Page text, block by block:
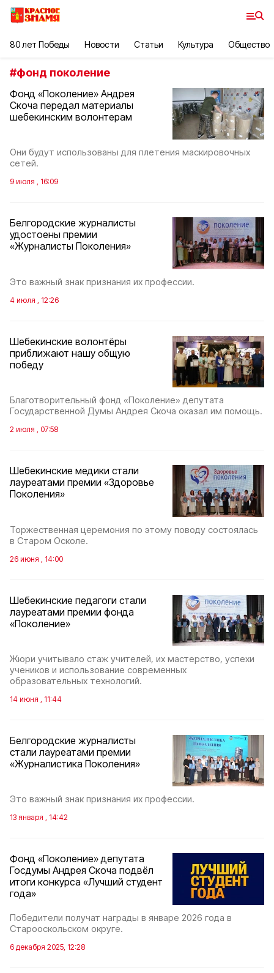
80 лет Победы Новости Статьи Культура Общество
#фонд поколение
Фонд «Поколение» Андрея
Скоча передал материалы
шебекинским волонтерам
Они будут использованы для плетения маскировочных
сетей.
9 июля , 16:09
Белгородские журналисты
удостоены премии
«Журналисты Поколения»
Это важный знак признания их профессии.
4 июля , 12:26
Шебекинские волонтёры
приближают нашу общую
победу
Благотворительный фонд «Поколение» депутата
Государственной Думы Андрея Скоча оказал им помощь.
2 июля , 07:58
Шебекинские медики стали
лауреатами премии «Здоровье
Поколения»
Торжественная церемония по этому поводу состоялась
в Старом Осколе.
26 июня , 14:00
Шебекинские педагоги стали
лауреатами премии фонда
«Поколение»
Жюри учитывало стаж учителей, их мастерство, успехи
учеников и использование современных
образовательных технологий.
14 июня , 11:44
Белгородские журналисты
стали лауреатами премии
«Журналистика Поколения»
Это важный знак признания их профессии.
13 января , 14:42
Фонд «Поколение» депутата
Госдумы Андрея Скоча подвёл
итоги конкурса «Лучший студент
года»
Победители получат награды в январе 2026 года в
Старооскольском округе.
6 декабря 2025, 12:28